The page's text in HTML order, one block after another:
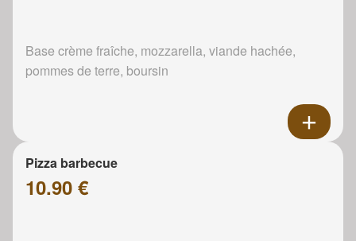
Base crème fraîche, mozzarella, viande hachée,
pommes de terre, boursin
Pizza barbecue
10.90 €